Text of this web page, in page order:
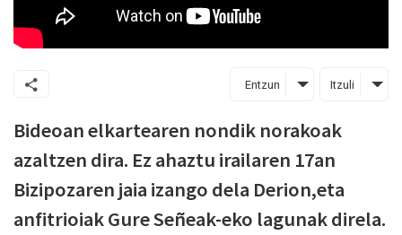
Entzun Itzuli
Bideoan elkartearen nondik norakoak
azaltzen dira. Ez ahaztu irailaren 17an
Bizipozaren jaia izango dela Derion,eta
anfitrioiak Gure Señeak-eko lagunak direla.